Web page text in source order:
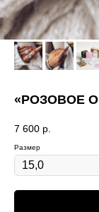
«РОЗОВОЕ
7 600 р.
Размер